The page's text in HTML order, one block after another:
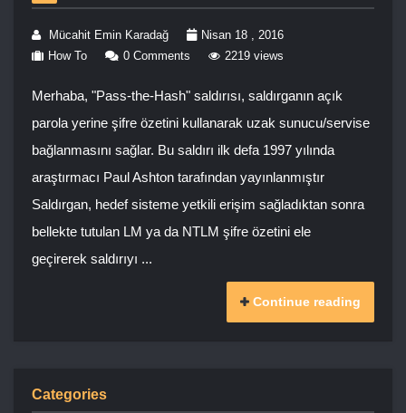
Mücahit Emin Karadağ
Nisan 18 , 2016
How To
0 Comments 2219 views
Merhaba, "Pass-the-Hash" saldırısı, saldırganın açık
parola yerine şifre özetini kullanarak uzak sunucu/servise
bağlanmasını sağlar. Bu saldırı ilk defa 1997 yılında
araştırmacı Paul Ashton tarafından yayınlanmıştır
Saldırgan, hedef sisteme yetkili erişim sağladıktan sonra
bellekte tutulan LM ya da NTLM şifre özetini ele
geçirerek saldırıyı ...
Continue reading
Categories